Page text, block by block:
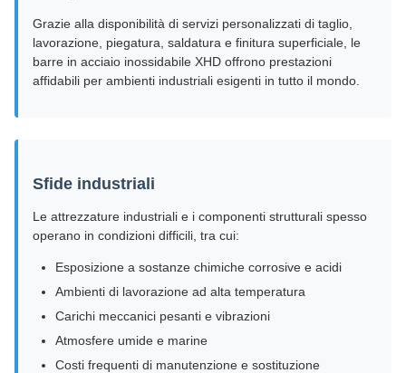
Grazie alla disponibilità di servizi personalizzati di taglio,
lavorazione, piegatura, saldatura e finitura superficiale, le
barre in acciaio inossidabile XHD offrono prestazioni
affidabili per ambienti industriali esigenti in tutto il mondo.
Sfide industriali
Le attrezzature industriali e i componenti strutturali spesso
operano in condizioni difficili, tra cui:
Esposizione a sostanze chimiche corrosive e acidi
Ambienti di lavorazione ad alta temperatura
Carichi meccanici pesanti e vibrazioni
Atmosfere umide e marine
Costi frequenti di manutenzione e sostituzione